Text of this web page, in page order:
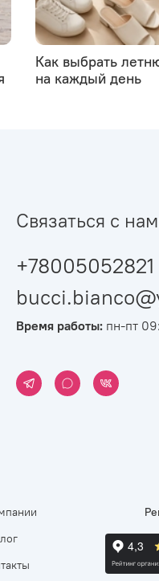
Как выбрать
на каждый день
Связаться с
+78005052821
Время работы: пн-пт